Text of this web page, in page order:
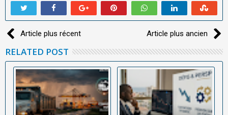
Article plus récent Article plus ancien
RELATED POST